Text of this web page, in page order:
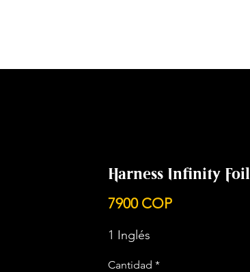
Harness Infinity Foil
7900 COPPrecio
1 Inglés
Cantidad *